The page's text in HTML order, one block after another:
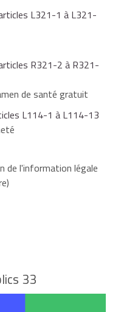
n'avez pas
lors de votre
L321-1 à L321-
R321-2 à R321-
de santé gratuit
L114-1 à L114-13
de l'information légale
33